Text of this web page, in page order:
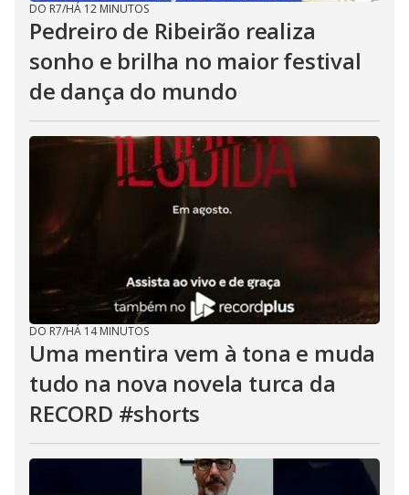
DO R7/HÁ 12 MINUTOS
Pedreiro de Ribeirão realiza
sonho e brilha no maior festival
de dança do mundo
DO R7/HÁ 14 MINUTOS
Uma mentira vem à tona e muda
tudo na nova novela turca da
RECORD #shorts